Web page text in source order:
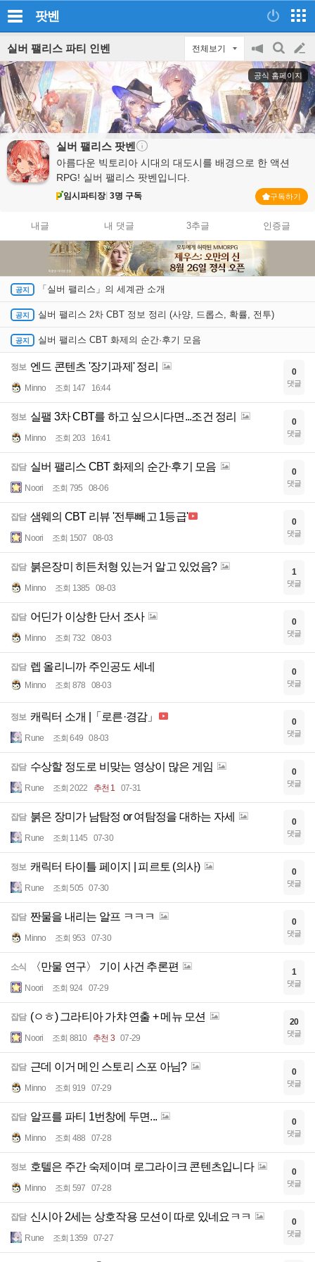
팟벤
실버 팰리스 파티 인벤 전체보기
공
지
on/off
검
색
글
쓰
기
공식 홈페이지
실버 팰리스 팟벤
임시파티장 3명 구독
아름다운 빅토리아 시대의 대도시를 배경으로 한 액션
RPG! 실버 팰리스 팟벤입니다.
구독하기
내글 내 댓글 3추글 인증글
「실버 팰리스」의 세계관 소개
실버 팰리스 2차 CBT 정보 정리 (사양, 드롭스, 확률, 전투)
실버 팰리스 CBT 화제의 순간·후기 모음
정보 엔드 콘텐츠 '장기과제' 정리
Minno 조회 147 16:44
0
댓글
정보 실팰 3차 CBT를 하고 싶으시다면...조건 정리
Minno 조회 203 16:41
0
댓글
잡담 실버 팰리스 CBT 화제의 순간·후기 모음
Noori 조회 795 08-06
0
댓글
잡담 샘웨의 CBT 리뷰 '전투빼고 1등급'
Noori 조회 1507 08-03
0
댓글
잡담 붉은장미 히든처형 있는거 알고 있었음?
Minno 조회 1385 08-03
1
댓글
잡담 어딘가 이상한 단서 조사
Minno 조회 732 08-03
0
댓글
잡담 렙 올리니까 주인공도 세네
Minno 조회 878 08-03
0
댓글
정보 캐릭터 소개 |「로른·경감」
Rune 조회 649 08-03
0
댓글
잡담 수상할 정도로 비맞는 영상이 많은 게임
Rune 조회 2022 추천 1 07-31
0
댓글
잡담 붉은 장미가 남탐정 or 여탐정을 대하는 자세
Rune 조회 1145 07-30
0
댓글
정보 캐릭터 타이틀 페이지 | 피르토 (의사)
Rune 조회 505 07-30
0
댓글
잡담 짠물을 내리는 알프 ㅋㅋㅋ
Minno 조회 953 07-30
0
댓글
소식 〈만물 연구〉 기이 사건 추론편
Noori 조회 924 07-29
1
댓글
잡담 (ㅇㅎ) 그라티아 가챠 연출 + 메뉴 모션
Noori 조회 8810 추천 3 07-29
20
댓글
잡담 근데 이거 메인 스토리 스포 아님?
Minno 조회 919 07-29
0
댓글
잡담 알프를 파티 1번창에 두면...
Minno 조회 488 07-28
0
댓글
정보 호텔은 주간 숙제이며 로그라이크 콘텐츠입니다
Minno 조회 597 07-28
0
댓글
잡담 신시아 2세는 상호작용 모션이 따로 있네요ㅋㅋ
Rune 조회 1359 07-27
0
댓글